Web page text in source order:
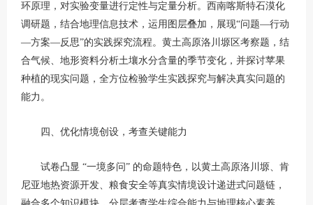
环原理，对实验变量进行定性与定量分析。西南喀斯特石漠化
调研题，结合地理信息技术，运用图层叠加，展现“问题—行动
—方案—反思”的实践探究流程。黄土高原洛川塬区考察题，结
合气候、地形资料分析土壤水分含量的季节变化，并探讨苹果
种植的现实问题，全方位检验学生实践探究与解决真实问题的
能力。
四、优化情境创设，考查关键能力
试卷凸显 “一境多问” 的命题特色，以黄土高原洛川塬、肯
尼亚地热资源开发、粮食安全等真实情境设计递进式问题链，